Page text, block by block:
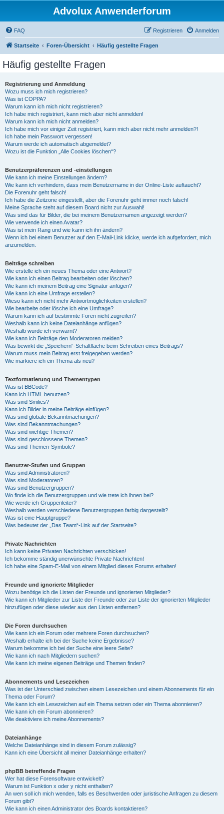
Advolux Anwenderforum
FAQ Anmelden
Registrieren
Startseite Foren-Übersicht Häufig gestellte Fragen
Häufig gestellte Fragen
Registrierung und Anmeldung
Wozu muss ich mich registrieren?
Was ist COPPA?
Warum kann ich mich nicht registrieren?
Ich habe mich registriert, kann mich aber nicht anmelden!
Warum kann ich mich nicht anmelden?
Ich habe mich vor einiger Zeit registriert, kann mich aber nicht mehr anmelden?!
Ich habe mein Passwort vergessen!
Warum werde ich automatisch abgemeldet?
Wozu ist die Funktion „Alle Cookies löschen“?
Benutzerpräferenzen und -einstellungen
Wie kann ich meine Einstellungen ändern?
Wie kann ich verhindern, dass mein Benutzername in der Online-Liste auftaucht?
Die Forenuhr geht falsch!
Ich habe die Zeitzone eingestellt, aber die Forenuhr geht immer noch falsch!
Meine Sprache steht auf diesem Board nicht zur Auswahl!
Was sind das für Bilder, die bei meinem Benutzernamen angezeigt werden?
Wie verwende ich einen Avatar?
Was ist mein Rang und wie kann ich ihn ändern?
Wenn ich bei einem Benutzer auf den E-Mail-Link klicke, werde ich aufgefordert, mich
anzumelden.
Beiträge schreiben
Wie erstelle ich ein neues Thema oder eine Antwort?
Wie kann ich einen Beitrag bearbeiten oder löschen?
Wie kann ich meinem Beitrag eine Signatur anfügen?
Wie kann ich eine Umfrage erstellen?
Wieso kann ich nicht mehr Antwortmöglichkeiten erstellen?
Wie bearbeite oder lösche ich eine Umfrage?
Warum kann ich auf bestimmte Foren nicht zugreifen?
Weshalb kann ich keine Dateianhänge anfügen?
Weshalb wurde ich verwarnt?
Wie kann ich Beiträge den Moderatoren melden?
Was bewirkt die „Speichern“-Schaltfläche beim Schreiben eines Beitrags?
Warum muss mein Beitrag erst freigegeben werden?
Wie markiere ich ein Thema als neu?
Textformatierung und Thementypen
Was ist BBCode?
Kann ich HTML benutzen?
Was sind Smilies?
Kann ich Bilder in meine Beiträge einfügen?
Was sind globale Bekanntmachungen?
Was sind Bekanntmachungen?
Was sind wichtige Themen?
Was sind geschlossene Themen?
Was sind Themen-Symbole?
Benutzer-Stufen und Gruppen
Was sind Administratoren?
Was sind Moderatoren?
Was sind Benutzergruppen?
Wo finde ich die Benutzergruppen und wie trete ich ihnen bei?
Wie werde ich Gruppenleiter?
Weshalb werden verschiedene Benutzergruppen farbig dargestellt?
Was ist eine Hauptgruppe?
Was bedeutet der „Das Team“-Link auf der Startseite?
Private Nachrichten
Ich kann keine Privaten Nachrichten verschicken!
Ich bekomme ständig unerwünschte Private Nachrichten!
Ich habe eine Spam-E-Mail von einem Mitglied dieses Forums erhalten!
Freunde und ignorierte Mitglieder
Wozu benötige ich die Listen der Freunde und ignorierten Mitglieder?
Wie kann ich Mitglieder zur Liste der Freunde oder zur Liste der ignorierten Mitglieder
hinzufügen oder diese wieder aus den Listen entfernen?
Die Foren durchsuchen
Wie kann ich ein Forum oder mehrere Foren durchsuchen?
Weshalb erhalte ich bei der Suche keine Ergebnisse?
Warum bekomme ich bei der Suche eine leere Seite?
Wie kann ich nach Mitgliedern suchen?
Wie kann ich meine eigenen Beiträge und Themen finden?
Abonnements und Lesezeichen
Was ist der Unterschied zwischen einem Lesezeichen und einem Abonnements für ein
Thema oder Forum?
Wie kann ich ein Lesezeichen auf ein Thema setzen oder ein Thema abonnieren?
Wie kann ich ein Forum abonnieren?
Wie deaktiviere ich meine Abonnements?
Dateianhänge
Welche Dateianhänge sind in diesem Forum zulässig?
Kann ich eine Übersicht all meiner Dateianhänge erhalten?
phpBB betreffende Fragen
Wer hat diese Forensoftware entwickelt?
Warum ist Funktion x oder y nicht enthalten?
An wen soll ich mich wenden, falls es Beschwerden oder juristische Anfragen zu diesem
Forum gibt?
Wie kann ich einen Administrator des Boards kontaktieren?